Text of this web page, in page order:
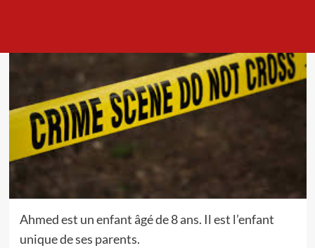
Ahmed est un enfant âgé de 8 ans. Il est l’enfant
unique de ses parents.